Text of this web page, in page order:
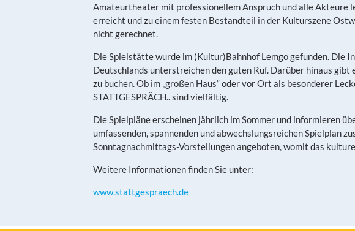
Amateurtheater mit professionellem Anspruch und alle Akteure
erreicht und zu einem festen Bestandteil in der Kulturszene
nicht gerechnet.
Die Spielstätte wurde im (Kultur)Bahnhof Lemgo gefunden. Die
Deutschlands unterstreichen den guten Ruf. Darüber hinaus
zu buchen. Ob im „großen Haus“ oder vor Ort als besonderer
STATTGESPRÄCH.. sind vielfältig.
Die Spielpläne erscheinen jährlich im Sommer und informieren
umfassenden, spannenden und abwechslungsreichen Spielplan
Sonntagnachmittags-Vorstellungen angeboten, womit das
Weitere Informationen finden Sie unter:
www.stattgespraech.de